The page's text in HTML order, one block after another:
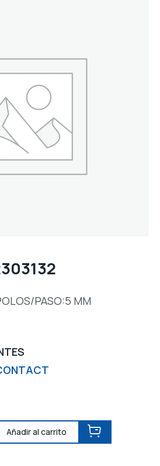
PASO:5 MM
Añadir al carrito